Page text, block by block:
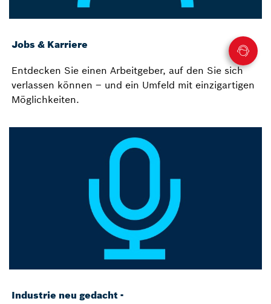
Jobs & Karriere
Entdecken Sie einen Arbeitgeber, auf den Sie sich
verlassen können – und ein Umfeld mit einzigartigen
Möglichkeiten.
Industrie neu gedacht -